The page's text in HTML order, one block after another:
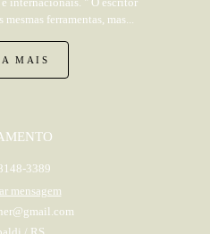
ferramentas, mas...
MAIS
3389
mensagem